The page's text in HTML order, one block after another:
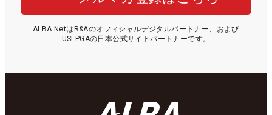
ALBA NetはR&Aのオフィシャルデジタルパートナー、および
USLPGAの日本公式サイトパートナーです。